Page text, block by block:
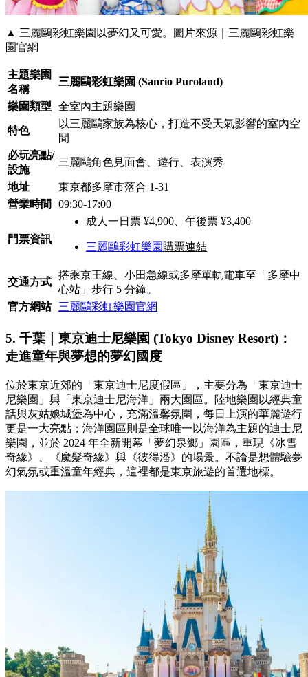
▲ 三麗鷗彩虹樂園以夢幻又可愛。圖片來源｜三麗鷗彩虹樂
園官網
主題樂園
名稱
三麗鷗彩虹樂園 (Sanrio Puroland)
樂園類型 全室內主題樂園
特色
以三麗鷗家族為核心，打造不受天氣影響的室內空
間
必玩亮點/
設施
三麗鷗角色見面會、遊行、表演秀
地址
東京都多摩市落合 1-31
營業時間
09:30-17:00
門票資訊
成人一日票 ¥4,900、午後票 ¥3,400
三麗鷗彩虹樂園 購票連結
交通方式
搭乘京王線、小田急線或多摩單軌電車至「多摩中
心站」步行 5 分鐘。
官方網站
三麗鷗彩虹樂園官網
5. 千葉｜東京迪士尼樂園 (Tokyo Disney Resort)：
走進童年與夢想的夢幻國度
位於東京近郊的「東京迪士尼度假區」，主要分為「東京迪士
尼樂園」與「東京迪士尼海洋」兩大園區。陸地樂園以經典童
話與灰姑娘城堡為中心，充滿溫馨氛圍，每日上演的華麗遊行
更是一大亮點；海洋園區則是全球唯一以海洋為主題的迪士尼
樂園，並於 2024 年全新開幕「夢幻泉鄉」園區，重現《冰雪
奇緣》、《魔髮奇緣》與《彼得潘》的場景。不論是想體驗夢
幻氣氛或重溫童年經典，這裡都是東京旅遊的首選地標。